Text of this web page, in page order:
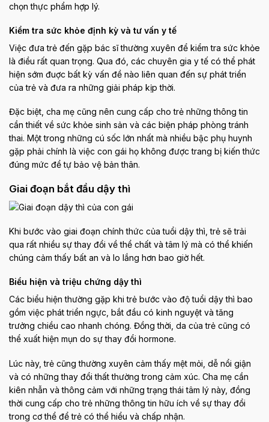
chọn thực phẩm hợp lý.
Kiểm tra sức khỏe định kỳ và tư vấn y tế
Việc đưa trẻ đến gặp bác sĩ thường xuyên để kiểm tra sức khỏe
là điều rất quan trọng. Qua đó, các chuyên gia y tế có thể phát
hiện sớm đuợc bất kỳ vấn đề nào liên quan đến sự phát triển
của trẻ và đưa ra những giải pháp kịp thời.
Đặc biệt, cha mẹ cũng nên cung cấp cho trẻ những thông tin
cần thiết về sức khỏe sinh sản và các biện pháp phòng tránh
thai. Một trong những cú sốc lớn nhất mà nhiều bậc phụ huynh
gặp phải chính là việc con gái họ không được trang bị kiến thức
đúng mức để tự bảo vệ bản thân.
Giai đoạn bắt đầu dậy thì
Khi bước vào giai đoạn chính thức của tuổi dậy thì, trẻ sẽ trải
qua rất nhiều sự thay đổi về thể chất và tâm lý mà có thể khiến
chúng cảm thấy bất an và lo lắng hơn bao giờ hết.
Biểu hiện và triệu chứng dậy thì
Các biểu hiện thường gặp khi trẻ bước vào độ tuổi dậy thì bao
gồm việc phát triển ngực, bắt đầu có kinh nguyệt và tăng
trưởng chiều cao nhanh chóng. Đồng thời, da của trẻ cũng có
thể xuất hiện mụn do sự thay đổi hormone.
Lúc này, trẻ cũng thường xuyên cảm thấy mệt mỏi, dễ nổi giận
và có những thay đổi thất thường trong cảm xúc. Cha mẹ cần
kiên nhẫn và thông cảm với những trạng thái tâm lý này, đồng
thời cung cấp cho trẻ những thông tin hữu ích về sự thay đổi
trong cơ thể để trẻ có thể hiểu và chấp nhận.